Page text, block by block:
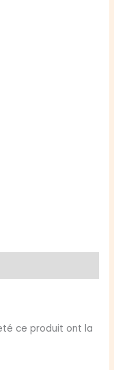
ce produit ont la